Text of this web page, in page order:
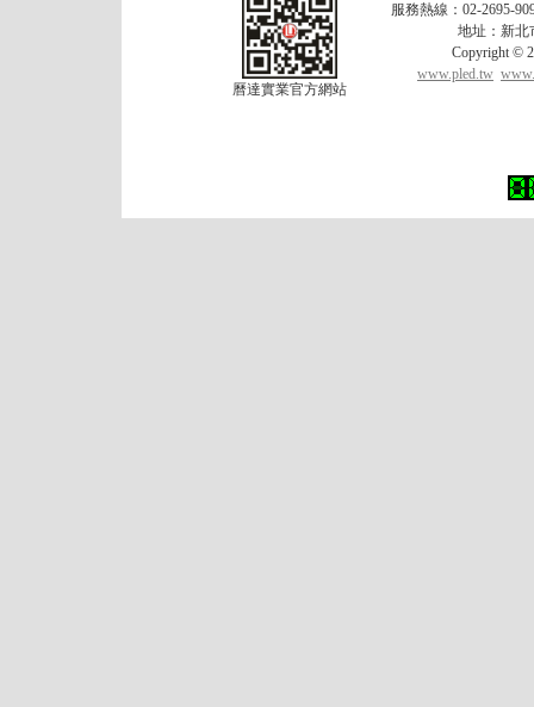
曆達實業官方網站
服務熱線：02-2695-
地址：新北
Copyright ©
www.pled.tw